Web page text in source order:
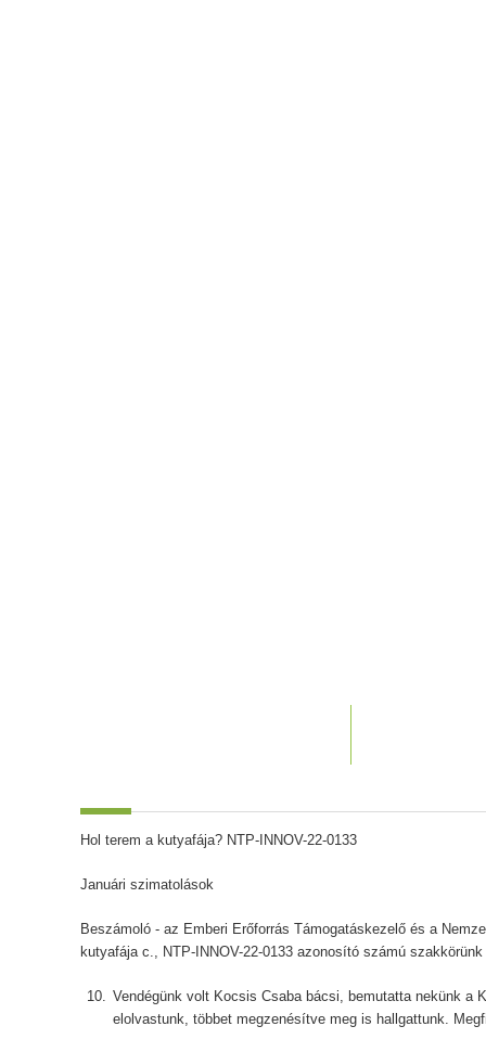
Hol terem a kutyafája? NTP-INNOV-22-0133
Januári szimatolások
Beszámoló - az Emberi Erőforrás Támogatáskezelő és a
kutyafája c., NTP-INNOV-22-0133 azonosító számú
10. Vendégünk volt Kocsis Csaba bácsi, bemutatta nekünk a
elolvastunk, többet megzenésítve meg is hallgattunk.